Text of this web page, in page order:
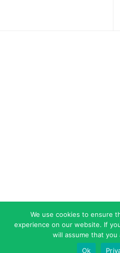
We use cookies to ensure
experience on our website. If
will assume that
Ok